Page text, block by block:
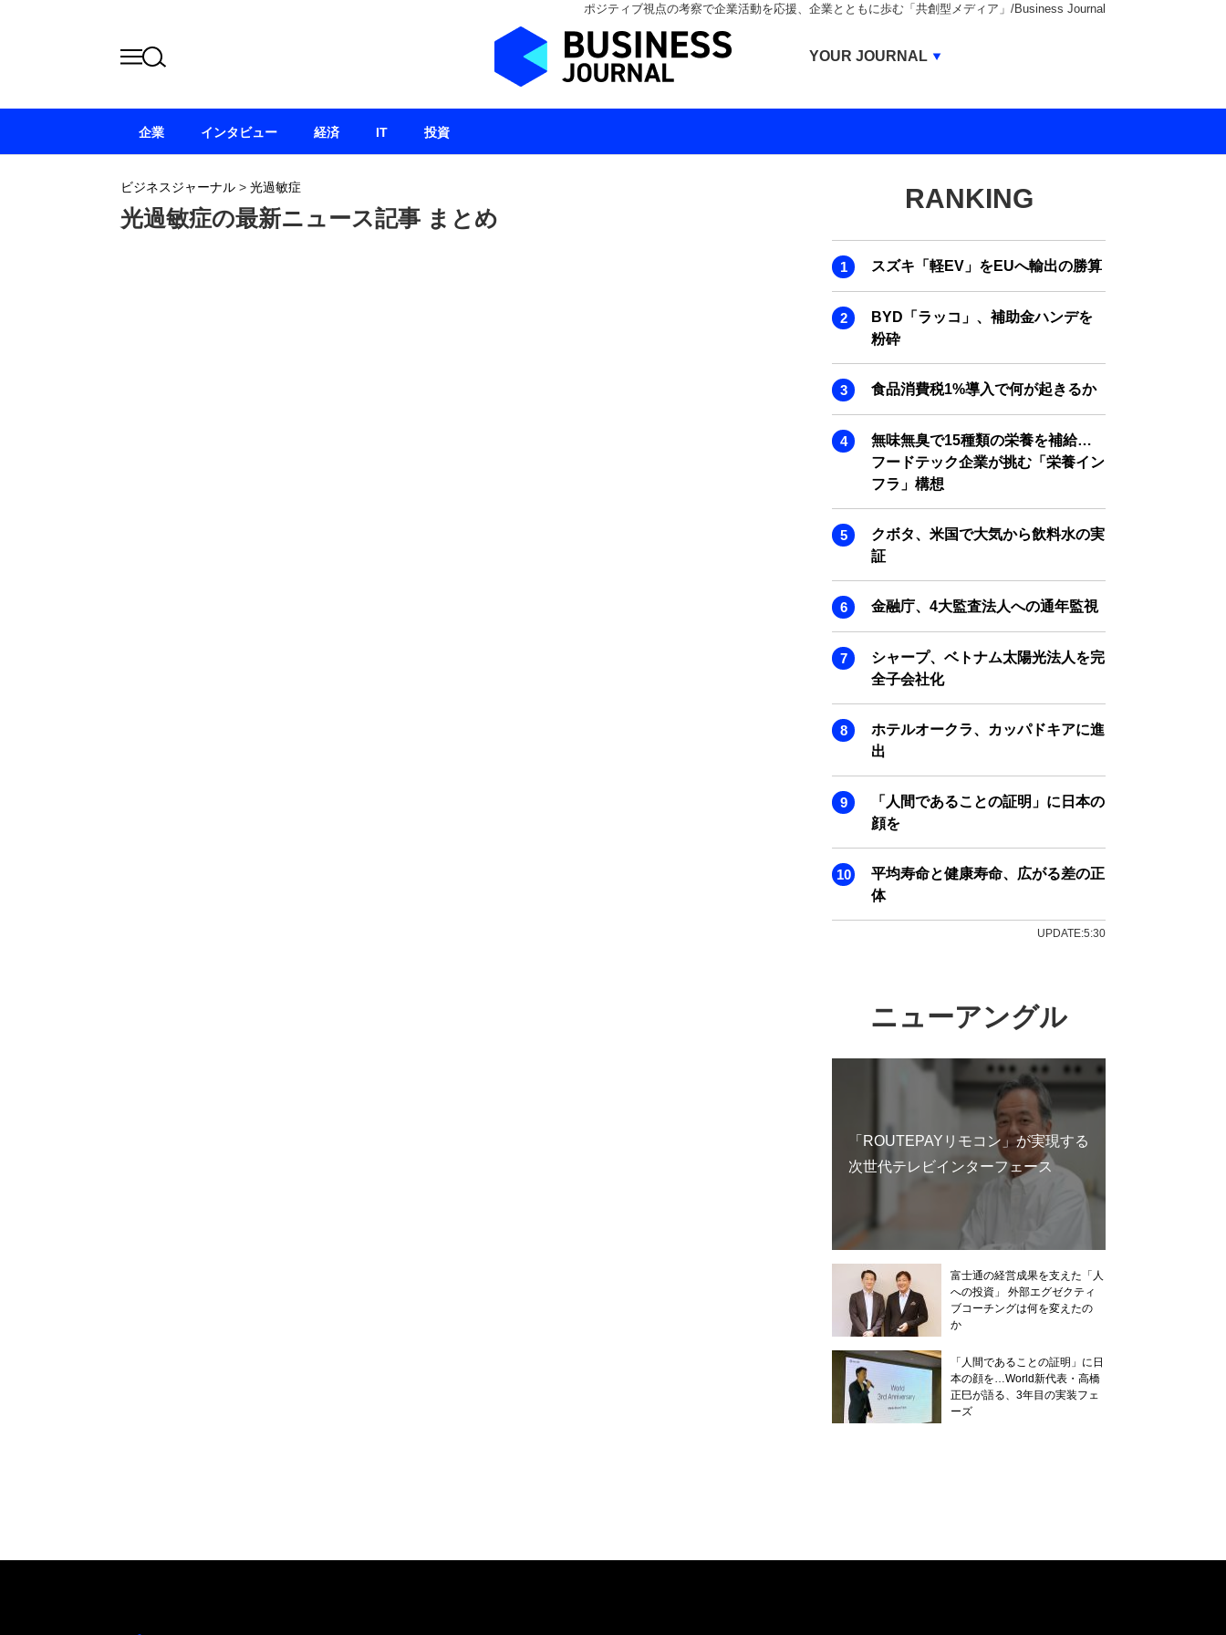
ポジティブ視点の考察で企業活動を応援、企業とともに歩む「共創型メディア」/Business Journal
ビジネスジャーナル > 光過敏症
光過敏症の最新ニュース記事 まとめ
RANKING
スズキ「軽EV」をEUへ輸出の勝算
BYD「ラッコ」、補助金ハンデを
粉砕
食品消費税1%導入で何が起きるか
無味無臭で15種類の栄養を補給…
フードテック企業が挑む「栄養イン
フラ」構想
クボタ、米国で大気から飲料水の実
証
金融庁、4大監査法人への通年監視
シャープ、ベトナム太陽光法人を完
全子会社化
ホテルオークラ、カッパドキアに進
出
「人間であることの証明」に日本の
顔を
平均寿命と健康寿命、広がる差の正
体
UPDATE:5:30
ニューアングル
「ROUTEPAYリモコン」が実現する
次世代テレビインターフェース
富士通の経営成果を支えた「人
への投資」 外部エグゼクティ
ブコーチングは何を変えたの
か
「人間であることの証明」に日
本の顔を…World新代表・高橋
正巳が語る、3年目の実装フェ
ーズ
企業 インタビュー 経済 IT 投資
YOUR JOURNAL
BUSINESS JOURNAL
IVS JOURNAL
ENERGY MANAGEMENT JOURNAL
INBOUND JOURNAL
LIFE ENDING JOURNAL
AI JOURNAL
REAL ESTATE BROKERAGE JOURNAL
SMART MARKETING JOURNAL
BPaaS JOURNAL
ADOPTABLE DOG JOURNAL